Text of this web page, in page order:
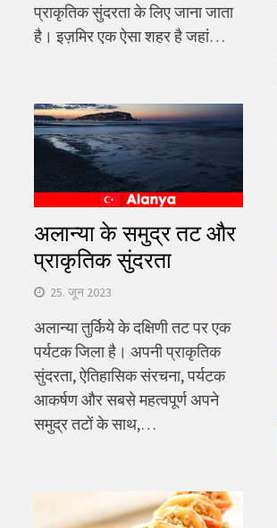
प्राकृतिक सुंदरता के लिए जाना जाता
है। इज़मिर एक ऐसा शहर है जहां…
अलान्या के समुद्र तट और
प्राकृतिक सुंदरता
25. जून 2023
अलान्या तुर्किये के दक्षिणी तट पर एक
पर्यटक जिला है। अपनी प्राकृतिक
सुंदरता, ऐतिहासिक संरचना, पर्यटक
आकर्षण और सबसे महत्वपूर्ण अपने
समुद्र तटों के साथ,…